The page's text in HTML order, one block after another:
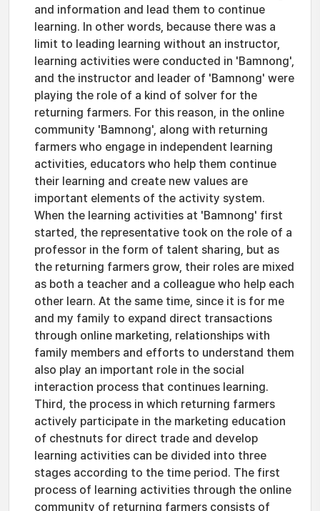
and information and lead them to continue
learning. In other words, because there was a
limit to leading learning without an instructor,
learning activities were conducted in 'Bamnong',
and the instructor and leader of 'Bamnong' were
playing the role of a kind of solver for the
returning farmers. For this reason, in the online
community 'Bamnong', along with returning
farmers who engage in independent learning
activities, educators who help them continue
their learning and create new values ​​are
important elements of the activity system.
When the learning activities at 'Bamnong' first
started, the representative took on the role of a
professor in the form of talent sharing, but as
the returning farmers grow, their roles are mixed
as both a teacher and a colleague who help each
other learn. At the same time, since it is for me
and my family to expand direct transactions
through online marketing, relationships with
family members and efforts to understand them
also play an important role in the social
interaction process that continues learning.
Third, the process in which returning farmers
actively participate in the marketing education
of chestnuts for direct trade and develop
learning activities can be divided into three
stages according to the time period. The first
process of learning activities through the online
community of returning farmers consists of